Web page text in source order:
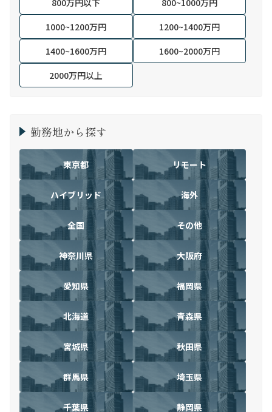
1000~1200万円
1200~1400万円
1400~1600万円
1600~2000万円
2000万円以上
勤務地から探す
東京都 リモート
ハイブリッド 海外
全国 その他
神奈川県 大阪府
愛知県 福岡県
北海道 青森県
宮城県 秋田県
群馬県 埼玉県
千葉県 静岡県